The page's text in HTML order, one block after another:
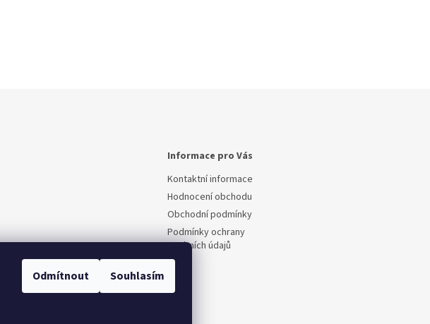
Odmítnout Souhlasím
Informace pro Vás
Kontaktní informace
Hodnocení obchodu
Obchodní podmínky
Podmínky ochrany
osobních údajů